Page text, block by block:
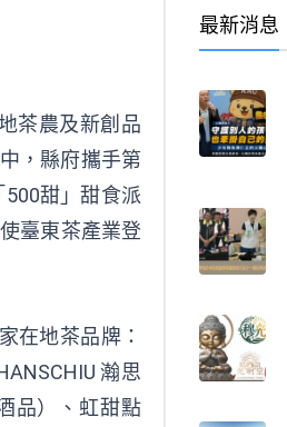
茶農及新創品
，縣府攜手第
甜」甜食派
臺東茶產業登
在地茶品牌：
瀚思
品）、虹甜點
最新消息